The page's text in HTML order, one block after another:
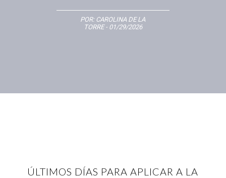
POR: CAROLINA DE LA
TORRE- 01/29/2026
ÚLTIMOS DÍAS PARA APLICAR A LA